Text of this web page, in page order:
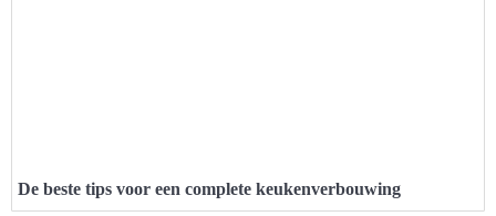
De beste tips voor een complete keukenverbouwing